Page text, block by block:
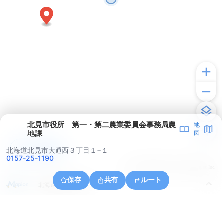
北見市役所 第一・第二農業委員会事務局農
地課
地
図
北海道北見市大通西３丁目１−１
0157-25-1190
保存 共有 ルート
北海道北見市川東
アプリで見る